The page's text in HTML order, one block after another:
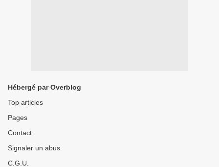
Hébergé par Overblog
Top articles
Pages
Contact
Signaler un abus
C.G.U.